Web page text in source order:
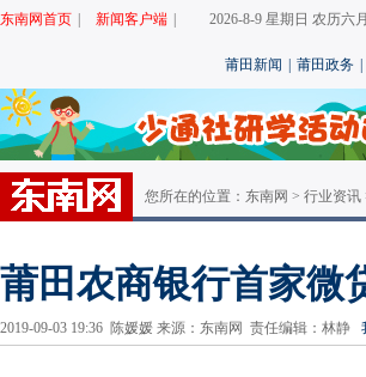
东南网首页 新闻客户端 2026-8-9 星期日 农历六
莆田新闻 莆田政务
您所在的位置： 东南网 > 行业资讯
莆田农商银行首家微
2019-09-03 19:36 陈媛媛 来源：东南网 责任编辑：林静